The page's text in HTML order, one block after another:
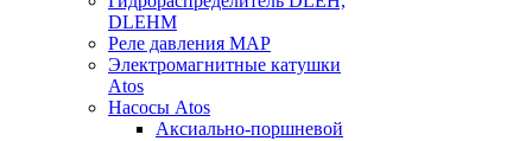
DLEHM
Реле давления MAP
Электромагнитные катушки
Atos
Насосы Atos
Аксиально-поршневой